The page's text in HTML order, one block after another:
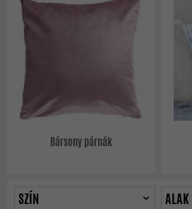
Bársony párnák
SZÍN
ALAK